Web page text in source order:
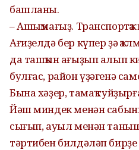
башланы.
– Ашыҡмағыҙ.
Ағиҙелдә бер күпер ҙә
да ташҡын ағыҙып алып
булғас, район үҙәгенә
Бына хәҙер, тамаҡ
Йәш миндек менән
сығып, ауыл менән
тәртибен билдәләп